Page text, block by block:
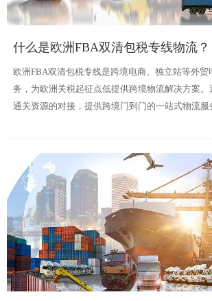
什么是欧洲FBA双清包税专线物流？
欧洲FBA双清包税专线是跨境电商、独立站等外贸
务，为欧洲关税起征点低提供跨境物流解决方案
通关资源的对接，提供跨境门到门的一站式物流服